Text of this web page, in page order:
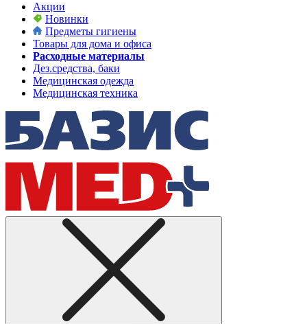
Акции
Новинки
Предметы гигиены
Товары для дома и офиса
Расходные материалы
Дез.средства, баки
Медицинская одежда
Медицинская техника